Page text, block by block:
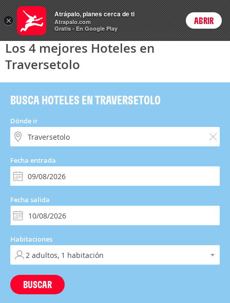
Hoteles Login
Los 4 mejores Hoteles en
Traversetolo
BUSCA HOTELES EN TRAVERSETOLO
Dónde ir
Fecha entrada
Fecha salida
Habitaciones
BUSCAR
×
Atrápalo, planes cerca de ti
Atrapalo.com
Gratis - En Google Play
ABRIR